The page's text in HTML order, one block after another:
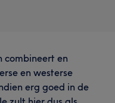
combineert en
en westerse
erg goed in de